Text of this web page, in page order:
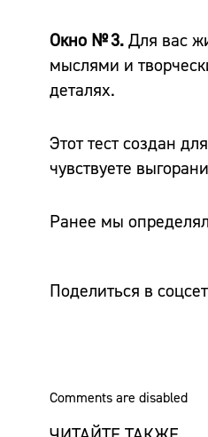
Окно № 3. Для вас
мыслями и
деталях.
Этот тест создан
чувствуете
Ранее мы
Поделиться в
Comments are disabled